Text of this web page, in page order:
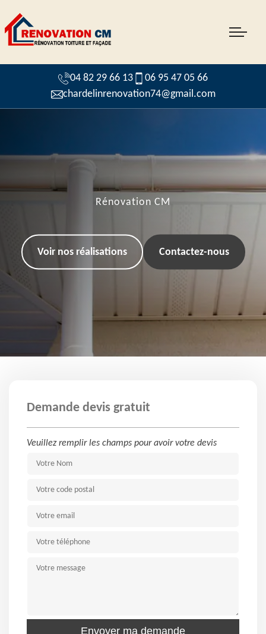
04 82 29 66 13
06 95 47 05 66
chardelinrenovation74@gmail.com
Rénovation CM
Voir nos réalisations Contactez-nous
Demande devis gratuit
Veuillez remplir les champs pour avoir votre devis